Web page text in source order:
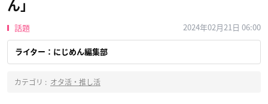
ん」
話題 2024年02月21日 06:00
ライター：にじめん編集部
カテゴリ : オタ活・推し活